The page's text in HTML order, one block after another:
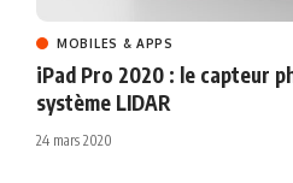
MOBILES & APPS
iPad Pro 2020 : le capteur
système LIDAR
24 mars 2020